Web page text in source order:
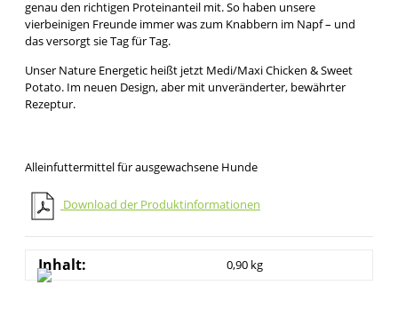
genau den richtigen Proteinanteil mit. So haben unsere
vierbeinigen Freunde immer was zum Knabbern im Napf – und
das versorgt sie Tag für Tag.
Unser Nature Energetic heißt jetzt Medi/Maxi Chicken & Sweet
Potato. Im neuen Design, aber mit unveränderter, bewährter
Rezeptur.
Alleinfuttermittel für ausgewachsene Hunde
Download der Produktinformationen
Inhalt: 0,90 kg